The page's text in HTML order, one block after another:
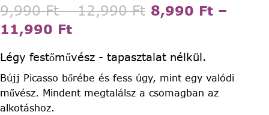
9,990Ft – 12,990Ft 8,990 Ft –
11,990 Ft
Légy festőművész - tapasztalat nélkül.
Bújj Picasso bőrébe és fess úgy, mint egy valódi
művész. Mindent megtalálsz a csomagban az
alkotáshoz.